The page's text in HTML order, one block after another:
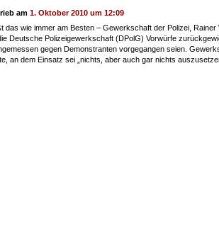
am 1. Oktober 2010 um 12:09
das wie immer am Besten – Gewerkschaft der Polizei, Rainer
Deutsche Polizeigewerkschaft (DPolG) Vorwürfe
gegen Demonstranten vorgegangen seien.
an dem Einsatz sei „nichts, aber auch gar nichts